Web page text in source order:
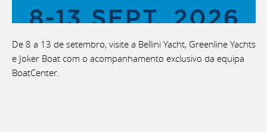
De 8 a 13 de setembro, visite a Bellini Yacht, Greenline Yachts
e Joker Boat com o acompanhamento exclusivo da equipa
BoatCenter.